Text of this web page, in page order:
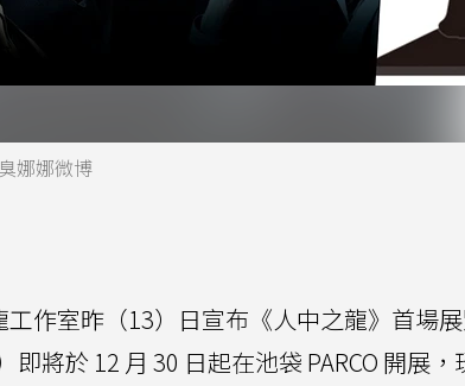
娜娜微博
工作室昨（13）日宣布《人中之龍》首場
即將於 12 月 30 日起在池袋 PARCO 開展